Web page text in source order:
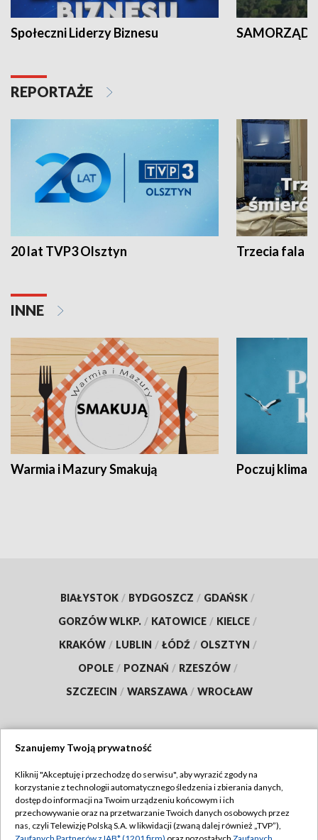
Społeczni Liderzy Biznesu SAMORZĄD
REPORTAŻE
20 lat TVP3 Olsztyn Trzecia fala -
INNE
Warmia i Mazury Smakują Poczuj klimat
BIAŁYSTOK / BYDGOSZCZ / GDAŃSK /
GORZÓW WLKP. / KATOWICE / KIELCE /
KRAKÓW / LUBLIN / ŁÓDŹ / OLSZTYN /
OPOLE / POZNAŃ / RZESZÓW /
SZCZECIN / WARSZAWA / WROCŁAW
TVP
Abonament TVP
Emisja w TVP
Regulamin TVP
Szanujemy Twoją prywatność
Kliknij "Akceptuję i przechodzę do serwisu", aby wyrazić zgody na
korzystanie z technologii automatycznego śledzenia i zbierania danych,
dostęp do informacji na Twoim urządzeniu końcowym i ich
przechowywanie oraz na przetwarzanie Twoich danych osobowych przez
nas, czyli Telewizję Polską S.A. w likwidacji (zwaną dalej również „TVP”),